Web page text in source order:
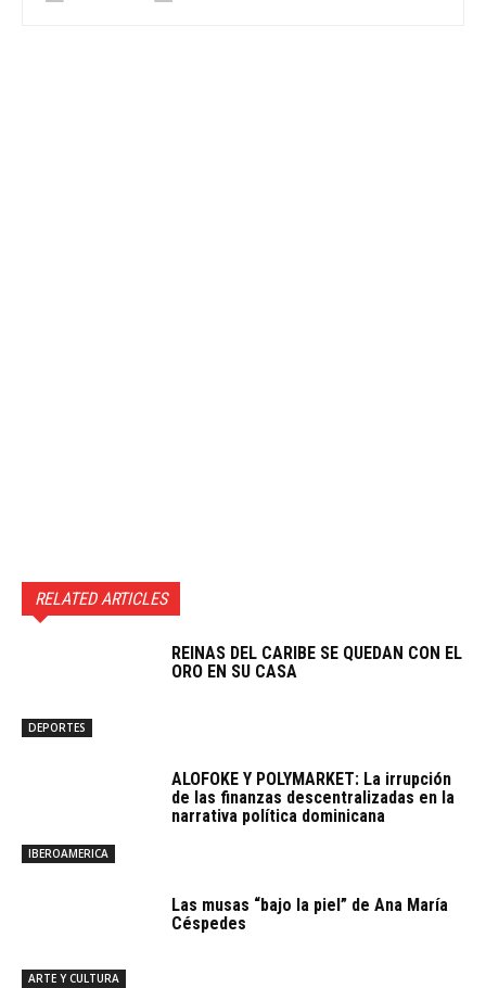
RELATED ARTICLES
DEPORTES
REINAS DEL CARIBE SE QUEDAN CON EL
ORO EN SU CASA
IBEROAMERICA
ALOFOKE Y POLYMARKET: La irrupción
de las finanzas descentralizadas en la
narrativa política dominicana
ARTE Y CULTURA
Las musas “bajo la piel” de Ana María
Céspedes